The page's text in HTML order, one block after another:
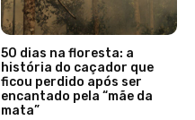
50 dias na floresta: a
história do caçador que
ficou perdido após ser
encantado pela “mãe da
mata”